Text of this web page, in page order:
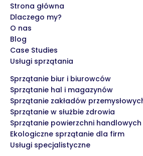
Strona główna
Dlaczego my?
O nas
Blog
Case Studies
Usługi sprzątania
Sprzątanie biur i biurowców
Sprzątanie hal i magazynów
Sprzątanie zakładów
Sprzątanie w służbie zdrowia
Sprzątanie powierzchni handlowych
Ekologiczne sprzątanie dla firm
Usługi specjalistyczne